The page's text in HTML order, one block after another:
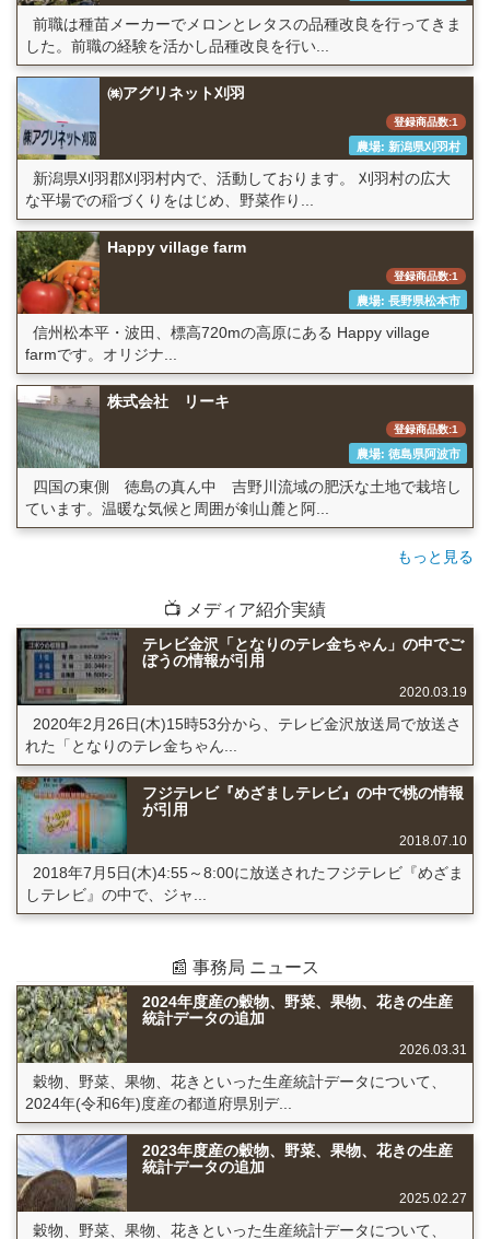
前職は種苗メーカーでメロンとレタスの品種改良を行ってきま
した。前職の経験を活かし品種改良を行い...
㈱アグリネット刈羽
登録商品数:1
農場: 新潟県刈羽村
新潟県刈羽郡刈羽村内で、活動しております。 刈羽村の広大
な平場での稲づくりをはじめ、野菜作り...
Happy village farm
登録商品数:1
農場: 長野県松本市
信州松本平・波田、標高720mの高原にある Happy village
farmです。オリジナ...
株式会社 リーキ
登録商品数:1
農場: 徳島県阿波市
四国の東側 徳島の真ん中 吉野川流域の肥沃な土地で栽培し
ています。温暖な気候と周囲が剣山麓と阿...
もっと見る
📺 メディア紹介実績
テレビ金沢「となりのテレ金ちゃん」の中でご
ぼうの情報が引用
2020.03.19
2020年2月26日(木)15時53分から、テレビ金沢放送局で放送さ
れた「となりのテレ金ちゃん...
フジテレビ『めざましテレビ』の中で桃の情報
が引用
2018.07.10
2018年7月5日(木)4:55～8:00に放送されたフジテレビ『めざま
しテレビ』の中で、ジャ...
📰 事務局 ニュース
2024年度産の穀物、野菜、果物、花きの生産
統計データの追加
2026.03.31
穀物、野菜、果物、花きといった生産統計データについて、
2024年(令和6年)度産の都道府県別デ...
2023年度産の穀物、野菜、果物、花きの生産
統計データの追加
2025.02.27
穀物、野菜、果物、花きといった生産統計データについて、